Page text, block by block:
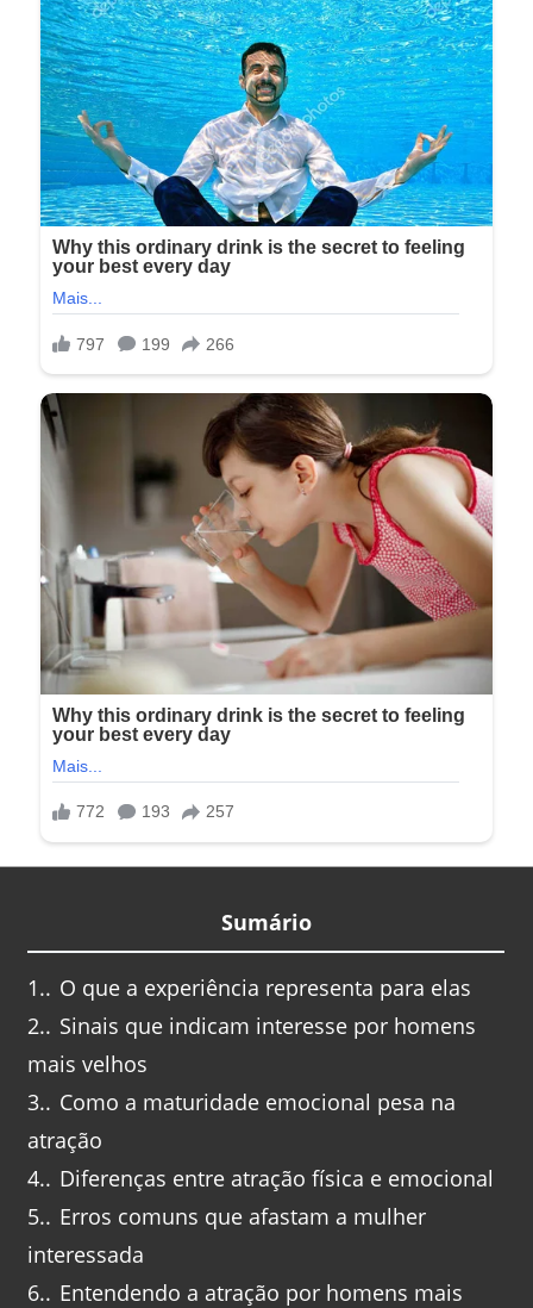
Sumário
1. O que a experiência representa para elas
2. Sinais que indicam interesse por homens
mais velhos
3. Como a maturidade emocional pesa na
atração
4. Diferenças entre atração física e emocional
5. Erros comuns que afastam a mulher
interessada
6. Entendendo a atração por homens mais